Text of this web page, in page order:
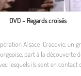
DVD - Regards croisés
Alsace-Cracovie, un
part à la découverte
lesquels ils sont en contact